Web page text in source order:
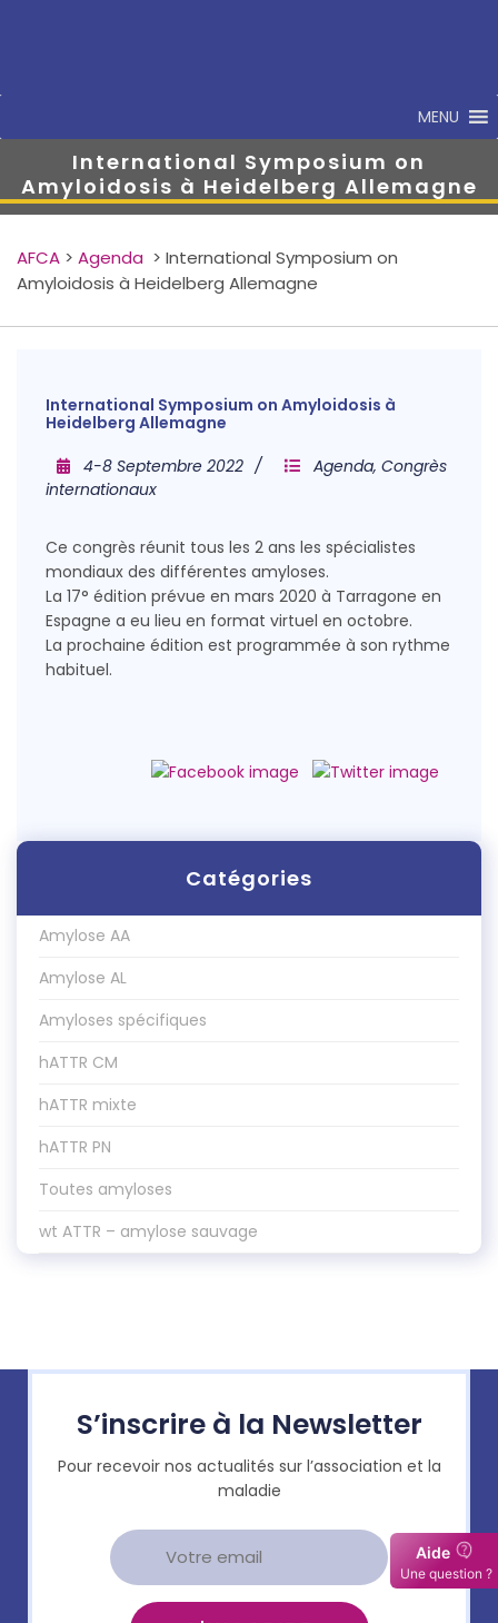
MENU
International Symposium on
Amyloidosis à Heidelberg Allemagne
AFCA > Agenda > International Symposium on
Amyloidosis à Heidelberg Allemagne
International Symposium on Amyloidosis à
Heidelberg Allemagne
4-8 Septembre 2022
Agenda, Congrès
internationaux
Ce congrès réunit tous les 2 ans les spécialistes
mondiaux des différentes amyloses.
La 17° édition prévue en mars 2020 à Tarragone en
Espagne a eu lieu en format virtuel en octobre.
La prochaine édition est programmée à son rythme
habituel.
Catégories
Amylose AA
Amylose AL
Amyloses spécifiques
hATTR CM
hATTR mixte
hATTR PN
Toutes amyloses
wt ATTR – amylose sauvage
S’inscrire à la Newsletter
Pour recevoir nos actualités sur l’association et la
maladie